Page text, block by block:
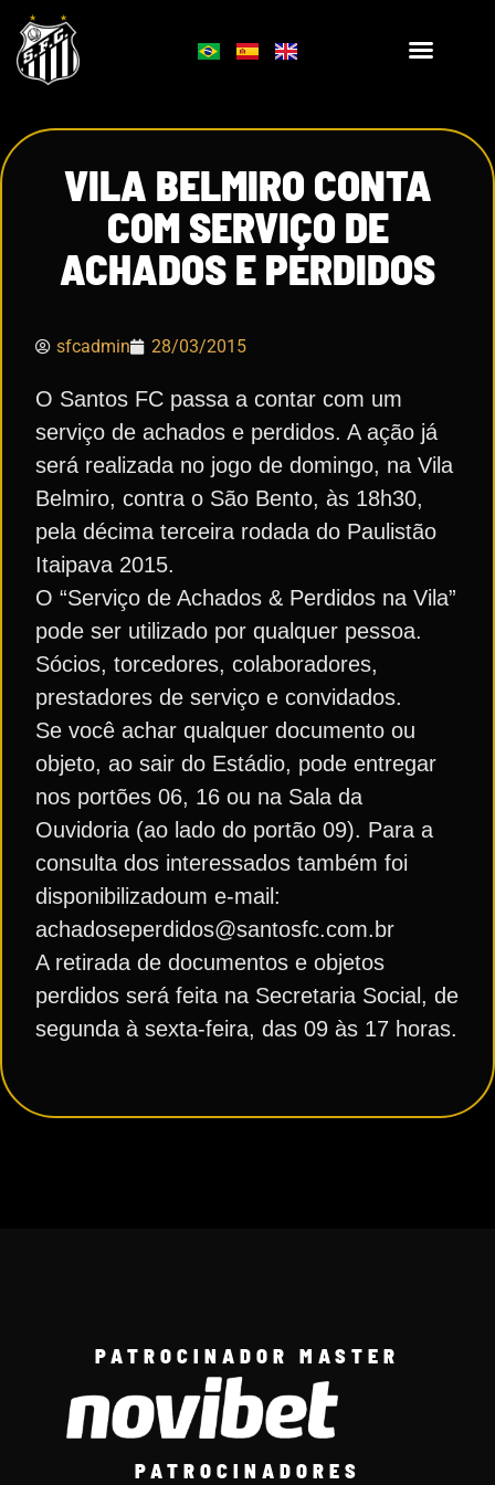
VILA BELMIRO CONTA
COM SERVIÇO DE
ACHADOS E PERDIDOS
sfcadmin 28/03/2015
O Santos FC passa a contar com um
serviço de achados e perdidos. A ação já
será realizada no jogo de domingo, na Vila
Belmiro, contra o São Bento, às 18h30,
pela décima terceira rodada do Paulistão
Itaipava 2015.
O “Serviço de Achados & Perdidos na Vila”
pode ser utilizado por qualquer pessoa.
Sócios, torcedores, colaboradores,
prestadores de serviço e convidados.
Se você achar qualquer documento ou
objeto, ao sair do Estádio, pode entregar
nos portões 06, 16 ou na Sala da
Ouvidoria (ao lado do portão 09). Para a
consulta dos interessados também foi
disponibilizadoum e-mail:
achadoseperdidos@santosfc.com.br
A retirada de documentos e objetos
perdidos será feita na Secretaria Social, de
segunda à sexta-feira, das 09 às 17 horas.
PATROCINADOR MASTER
PATROCINADORES